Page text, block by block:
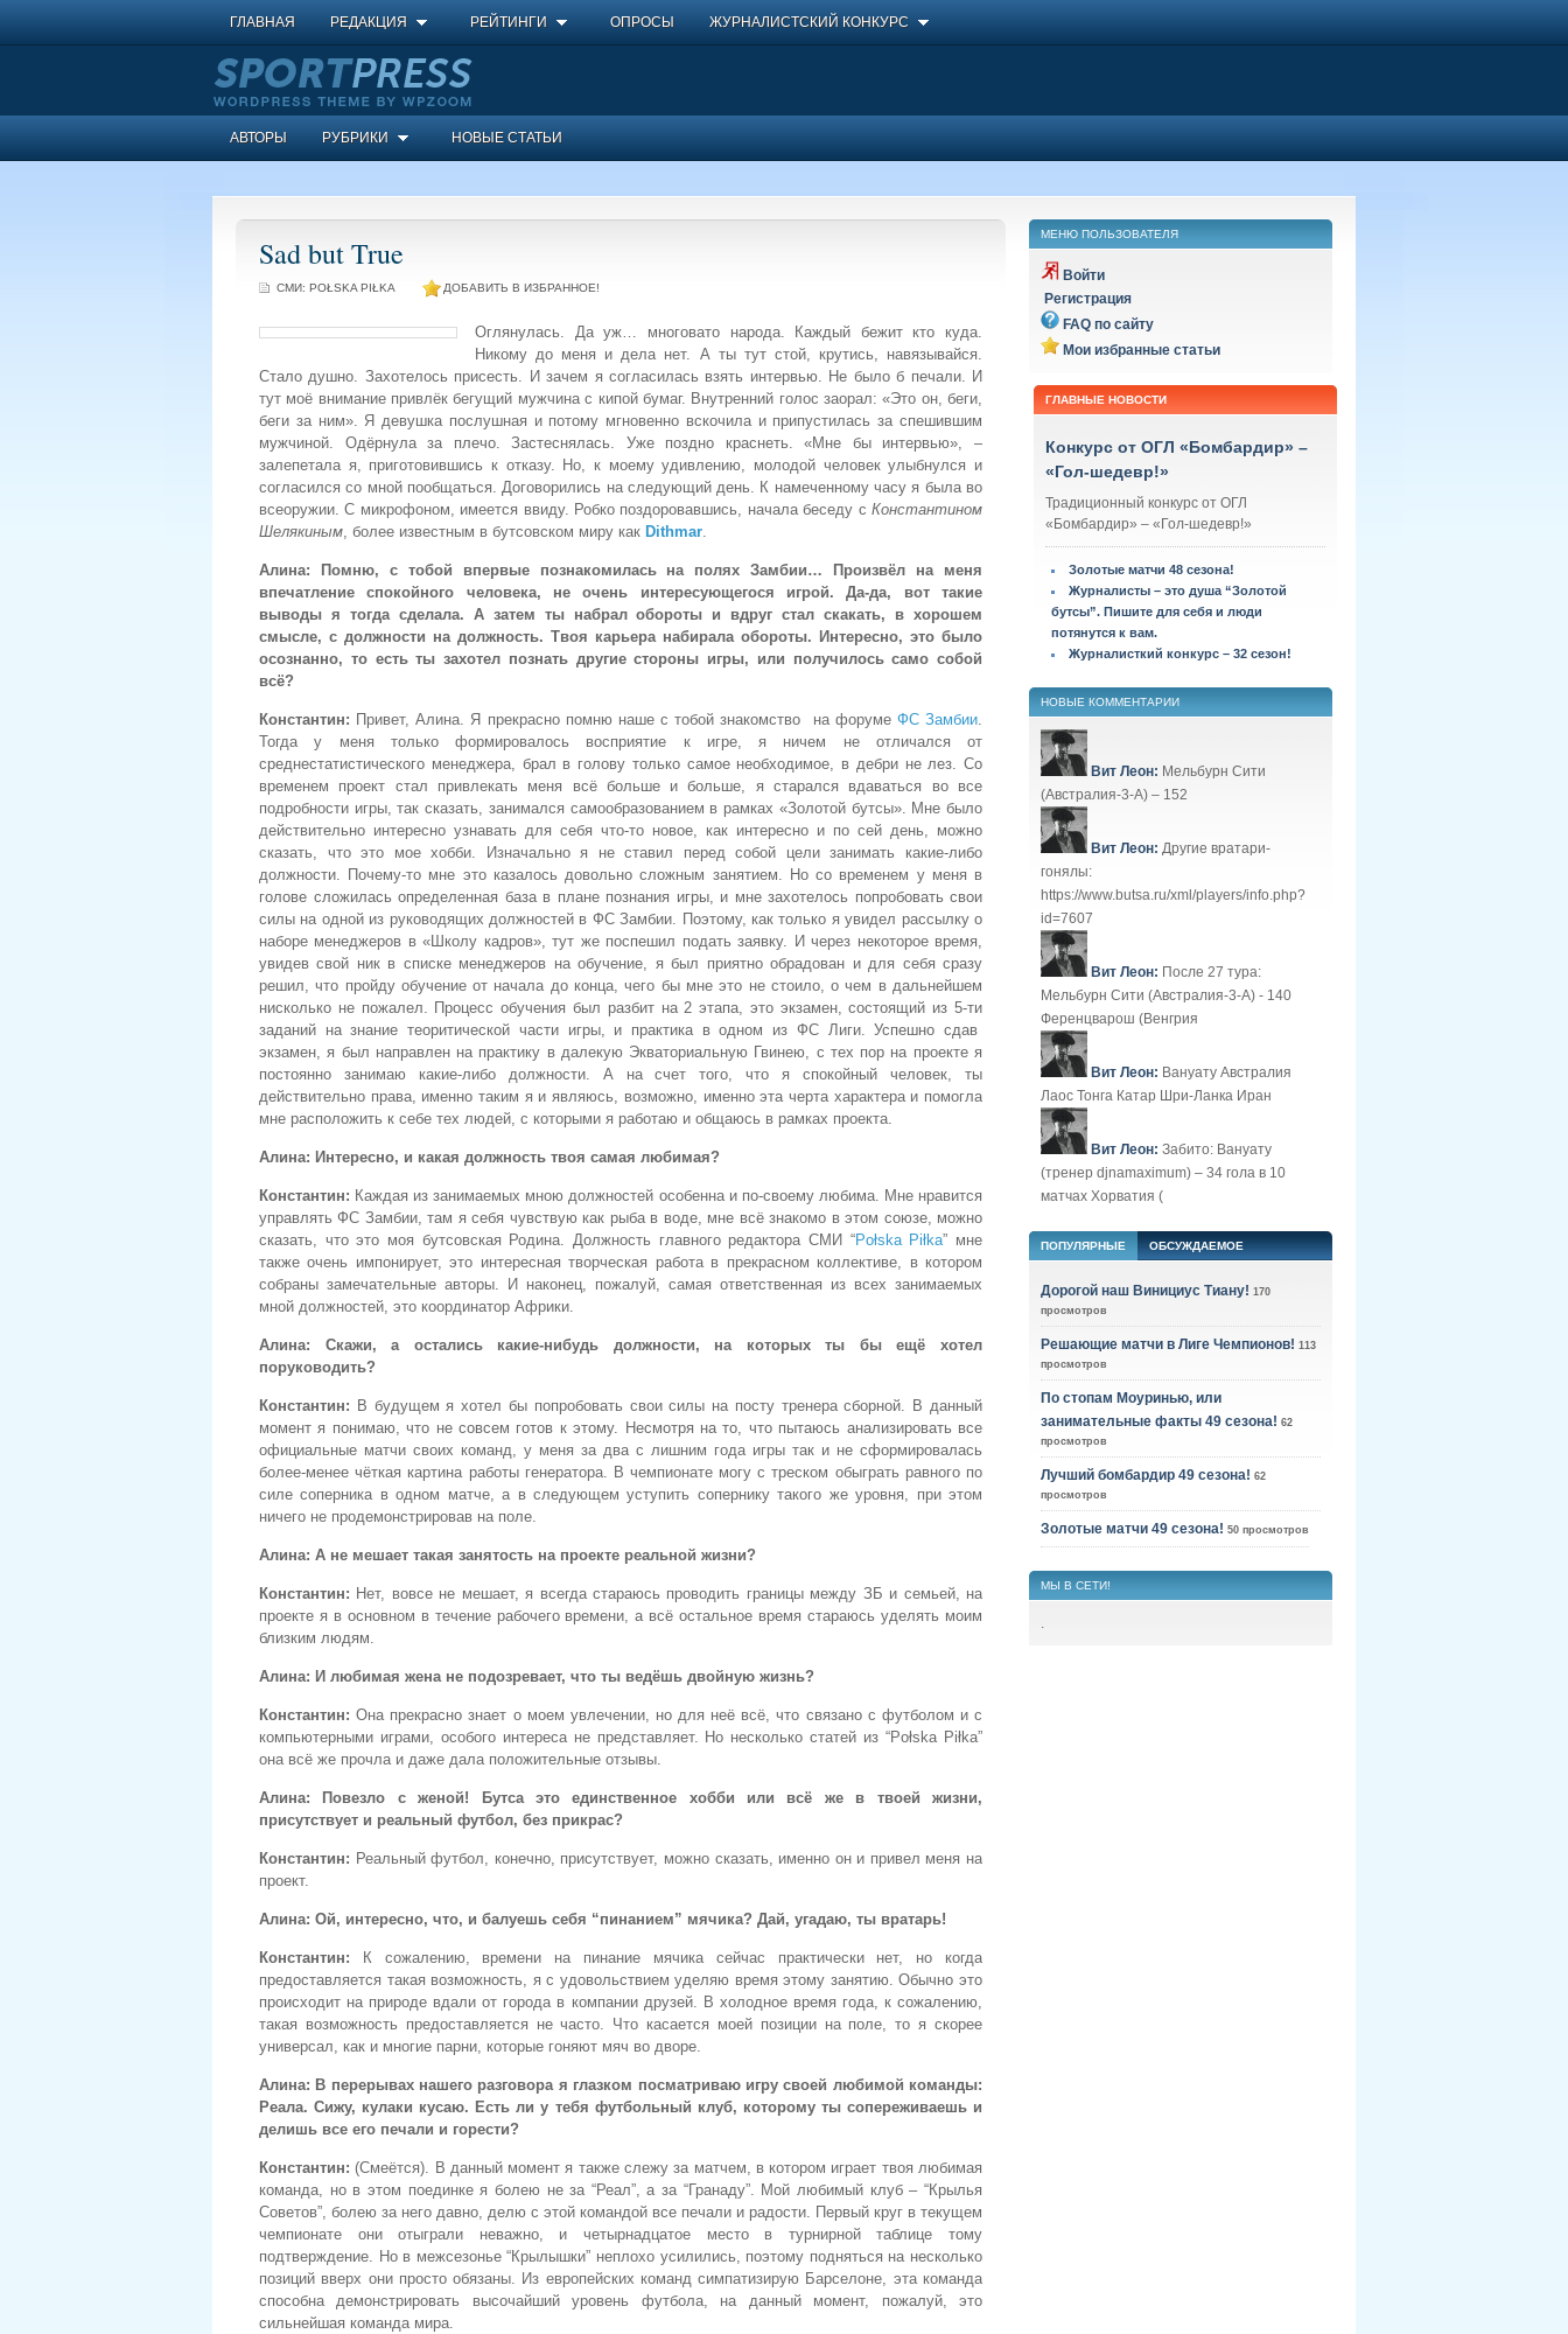
ГЛАВНАЯ РЕДАКЦИЯ РЕЙТИНГИ ОПРОСЫ ЖУРНАЛИСТСКИЙ КОНКУРС
АВТОРЫ РУБРИКИ НОВЫЕ СТАТЬИ
Sad but True
СМИ: POŁSKA PIŁKA ДОБАВИТЬ В ИЗБРАННОЕ!
Оглянулась. Да уж… многовато народа. Каждый бежит кто куда.
Никому до меня и дела нет. А ты тут стой, крутись, навязывайся.
Стало душно. Захотелось присесть. И зачем я согласилась взять интервью. Не было б печали. И
тут моё внимание привлёк бегущий мужчина с кипой бумаг. Внутренний голос заорал: «Это он, беги,
беги за ним». Я девушка послушная и потому мгновенно вскочила и припустилась за спешившим
мужчиной. Одёрнула за плечо. Застеснялась. Уже поздно краснеть. «Мне бы интервью», –
залепетала я, приготовившись к отказу. Но, к моему удивлению, молодой человек улыбнулся и
согласился со мной пообщаться. Договорились на следующий день. К намеченному часу я была во
всеоружии. С микрофоном, имеется ввиду. Робко поздоровавшись, начала беседу с Константином
Шелякиным, более известным в бутсовском миру как Dithmar.
Алина:
Помню, с тобой впервые познакомилась на полях Замбии… Произвёл на меня
впечатление спокойного человека, не очень интересующегося игрой. Да-да, вот такие
выводы я тогда сделала. А затем ты набрал обороты и вдруг стал скакать, в хорошем
смысле, с должности на должность. Твоя карьера набирала обороты. Интересно, это было
осознанно, то есть ты захотел познать другие стороны игры, или получилось само собой
всё?
Константин: Привет, Алина. Я прекрасно помню наше с тобой знакомство на форуме ФС Замбии.
Тогда у меня только формировалось восприятие к игре, я ничем не отличался от
среднестатистического менеджера, брал в голову только самое необходимое, в дебри не лез. Со
временем проект стал привлекать меня всё больше и больше, я старался вдаваться во все
подробности игры, так сказать, занимался самообразованием в рамках «Золотой бутсы». Мне было
действительно интересно узнавать для себя что-то новое, как интересно и по сей день, можно
сказать, что это мое хобби. Изначально я не ставил перед собой цели занимать какие-либо
должности. Почему-то мне это казалось довольно сложным занятием. Но со временем у меня в
голове сложилась определенная база в плане познания игры, и мне захотелось попробовать свои
силы на одной из руководящих должностей в ФС Замбии. Поэтому, как только я увидел рассылку о
наборе менеджеров в «Школу кадров», тут же поспешил подать заявку. И через некоторое время,
увидев свой ник в списке менеджеров на обучение, я был приятно обрадован и для себя сразу
решил, что пройду обучение от начала до конца, чего бы мне это не стоило, о чем в дальнейшем
нисколько не пожалел. Процесс обучения был разбит на 2 этапа, это экзамен, состоящий из 5-ти
заданий на знание теоритической части игры, и практика в одном из ФС Лиги. Успешно сдав
экзамен, я был направлен на практику в далекую Экваториальную Гвинею, с тех пор на проекте я
постоянно занимаю какие-либо должности. А на счет того, что я спокойный человек, ты
действительно права, именно таким я и являюсь, возможно, именно эта черта характера и помогла
мне расположить к себе тех людей, с которыми я работаю и общаюсь в рамках проекта.
Алина: Интересно, и какая должность твоя самая любимая?
Константин: Каждая из занимаемых мною должностей особенна и по-своему любима. Мне нравится
управлять ФС Замбии, там я себя чувствую как рыба в воде, мне всё знакомо в этом союзе, можно
сказать, что это моя бутсовская Родина. Должность главного редактора СМИ “Połska Piłka” мне
также очень импонирует, это интересная творческая работа в прекрасном коллективе, в котором
собраны замечательные авторы. И наконец, пожалуй, самая ответственная из всех занимаемых
мной должностей, это координатор Африки.
Алина:
Скажи, а остались какие-нибудь должности, на которых ты бы ещё хотел
поруководить?
Константин: В будущем я хотел бы попробовать свои силы на посту тренера сборной. В данный
момент я понимаю, что не совсем готов к этому. Несмотря на то, что пытаюсь анализировать все
официальные матчи своих команд, у меня за два с лишним года игры так и не сформировалась
более-менее чёткая картина работы генератора. В чемпионате могу с треском обыграть равного по
силе соперника в одном матче, а в следующем уступить сопернику такого же уровня, при этом
ничего не продемонстрировав на поле.
Алина: А не мешает такая занятость на проекте реальной жизни?
Константин: Нет, вовсе не мешает, я всегда стараюсь проводить границы между ЗБ и семьей, на
проекте я в основном в течение рабочего времени, а всё остальное время стараюсь уделять моим
близким людям.
Алина: И любимая жена не подозревает, что ты ведёшь двойную жизнь?
Константин: Она прекрасно знает о моем увлечении, но для неё всё, что связано с футболом и с
компьютерными играми, особого интереса не представляет. Но несколько статей из “Połska Piłka”
она всё же прочла и даже дала положительные отзывы.
Алина:
Повезло с женой! Бутса это единственное хобби или всё же в твоей жизни,
присутствует и реальный футбол, без прикрас?
Константин: Реальный футбол, конечно, присутствует, можно сказать, именно он и привел меня на
проект.
Алина: Ой, интересно, что, и балуешь себя “пинанием” мячика? Дай, угадаю, ты вратарь!
Константин: К сожалению, времени на пинание мячика сейчас практически нет, но когда
предоставляется такая возможность, я с удовольствием уделяю время этому занятию. Обычно это
происходит на природе вдали от города в компании друзей. В холодное время года, к сожалению,
такая возможность предоставляется не часто. Что касается моей позиции на поле, то я скорее
универсал, как и многие парни, которые гоняют мяч во дворе.
Алина: В перерывах нашего разговора я глазком посматриваю игру своей любимой команды:
Реала. Сижу, кулаки кусаю. Есть ли у тебя футбольный клуб, которому ты сопереживаешь и
делишь все его печали и горести?
Константин:(Смеётся). В данный момент я также слежу за матчем, в котором играет твоя любимая
команда, но в этом поединке я болею не за “Реал”, а за “Гранаду”. Мой любимый клуб – “Крылья
Советов”, болею за него давно, делю с этой командой все печали и радости. Первый круг в текущем
чемпионате они отыграли неважно, и четырнадцатое место в турнирной таблице тому
подтверждение. Но в межсезонье “Крылышки” неплохо усилились, поэтому подняться на несколько
позиций вверх они просто обязаны. Из европейских команд симпатизирую Барселоне, эта команда
способна демонстрировать высочайший уровень футбола, на данный момент, пожалуй, это
сильнейшая команда мира.
МЕНЮ ПОЛЬЗОВАТЕЛЯ
Войти
Регистрация
FAQ по сайту
Мои избранные статьи
ГЛАВНЫЕ НОВОСТИ
Конкурс от ОГЛ «Бомбардир» –
«Гол-шедевр!»
Традиционный конкурс от ОГЛ
«Бомбардир» – «Гол-шедевр!»
Золотые матчи 48 сезона!
Журналисты – это душа “Золотой
бутсы”. Пишите для себя и люди
потянутся к вам.
Журналисткий конкурс – 32 сезон!
НОВЫЕ КОММЕНТАРИИ
Вит Леон: Мельбурн Сити
(Австралия-3-А) – 152
Вит Леон: Другие вратари-
гонялы:
https://www.butsa.ru/xml/players/info.php?
id=7607
Вит Леон: После 27 тура:
Мельбурн Сити (Австралия-3-А) - 140
Ференцварош (Венгрия
Вит Леон: Вануату Австралия
Лаос Тонга Катар Шри-Ланка Иран
Вит Леон: Забито: Вануату
(тренер djnamaximum) – 34 гола в 10
матчах Хорватия (
ПОПУЛЯРНЫЕ ОБСУЖДАЕМОЕ
Дорогой наш Винициус Тиану! 170
просмотров
Решающие матчи в Лиге Чемпионов! 113
просмотров
По стопам Моуринью, или
занимательные факты 49 сезона! 62
просмотров
Лучший бомбардир 49 сезона! 62
просмотров
Золотые матчи 49 сезона! 50 просмотров
МЫ В СЕТИ!
.